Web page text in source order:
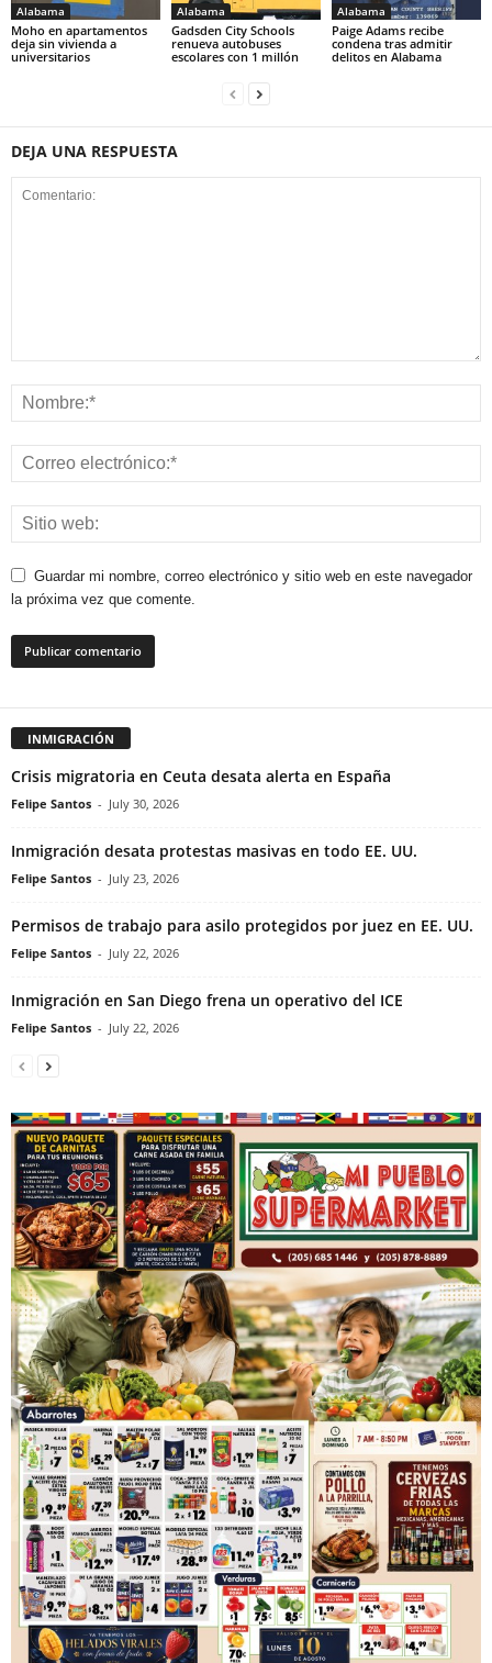
Alabama
Moho en apartamentos
deja sin vivienda a
universitarios
Alabama
Gadsden City Schools
renueva autobuses
escolares con 1 millón
Alabama
Paige Adams recibe
condena tras admitir
delitos en Alabama
DEJA UNA RESPUESTA
Guardar mi nombre, correo electrónico y sitio web en este navegador
la próxima vez que comente.
INMIGRACIÓN
Crisis migratoria en Ceuta desata alerta en España
Felipe Santos - July 30, 2026
Inmigración desata protestas masivas en todo EE. UU.
Felipe Santos - July 23, 2026
Permisos de trabajo para asilo protegidos por juez en EE. UU.
Felipe Santos - July 22, 2026
Inmigración en San Diego frena un operativo del ICE
Felipe Santos - July 22, 2026